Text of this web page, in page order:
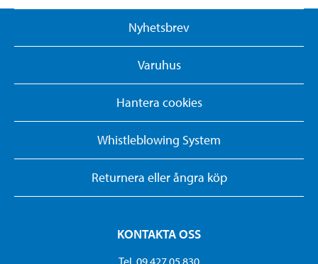
Nyhetsbrev
Varuhus
Hantera cookies
Whistleblowing System
Returnera eller ångra köp
KONTAKTA OSS